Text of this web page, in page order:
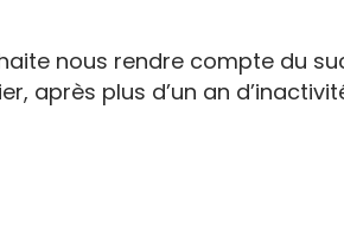
nous rendre compte du
après plus d’un an